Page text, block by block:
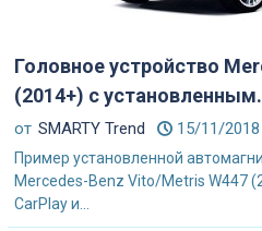
Головное устройство
(2014+) с
от SMARTY Trend 15/11/2018
Пример установленной
Mercedes-Benz Vito/Metris W447
CarPlay и...